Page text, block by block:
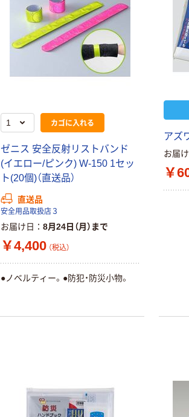
カゴに入れる
ゼニス 安全反射リストバンド
(イエロー/ピンク) W-150 1セッ
ト(20個)（直送品）
直送品
安全用品取扱店３
お届け日 8月24日（月）まで
￥4,400 （税込）
●ノベルティー。●防犯・防災小物。
アズ
お届
￥